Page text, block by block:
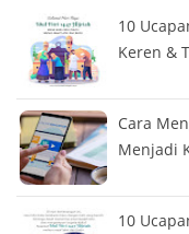
10
Keren &
Cara
Menjadi
10